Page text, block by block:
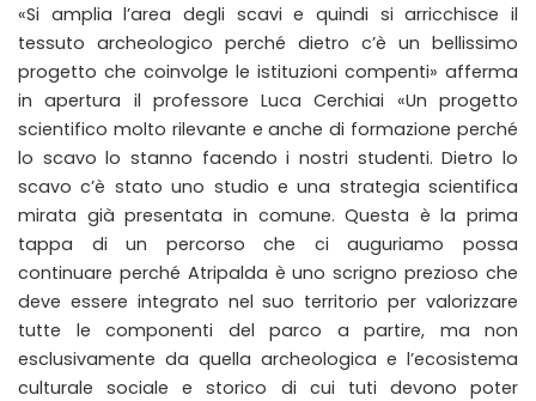
«Si amplia l’area degli scavi e quindi si arricchisce il
tessuto archeologico perché dietro c’è un bellissimo
progetto che coinvolge le istituzioni compenti» afferma
in apertura il professore Luca Cerchiai «Un progetto
scientifico molto rilevante e anche di formazione perché
lo scavo lo stanno facendo i nostri studenti. Dietro lo
scavo c’è stato uno studio e una strategia scientifica
mirata già presentata in comune. Questa è la prima
tappa di un percorso che ci auguriamo possa
continuare perché Atripalda è uno scrigno prezioso che
deve essere integrato nel suo territorio per valorizzare
tutte le componenti del parco a partire, ma non
esclusivamente da quella archeologica e l’ecosistema
culturale sociale e storico di cui tuti devono poter